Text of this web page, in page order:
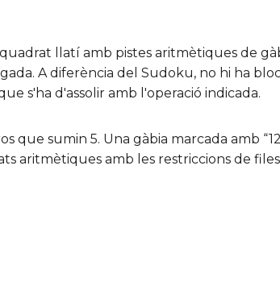
llatí amb pistes aritmètiques de
A diferència del Sudoku, no hi ha
s'ha d'assolir amb l'operació indicada.
que sumin 5. Una gàbia marcada amb
aritmètiques amb les restriccions de